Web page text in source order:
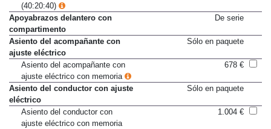
(40:20:40)
Apoyabrazos delantero con
compartimento
De serie
Asiento del acompañante con
ajuste eléctrico
Sólo en paquete
Asiento del acompañante con
ajuste eléctrico con memoria
678 €
Asiento del conductor con ajuste
eléctrico
Sólo en paquete
Asiento del conductor con
ajuste eléctrico con memoria
1.004 €